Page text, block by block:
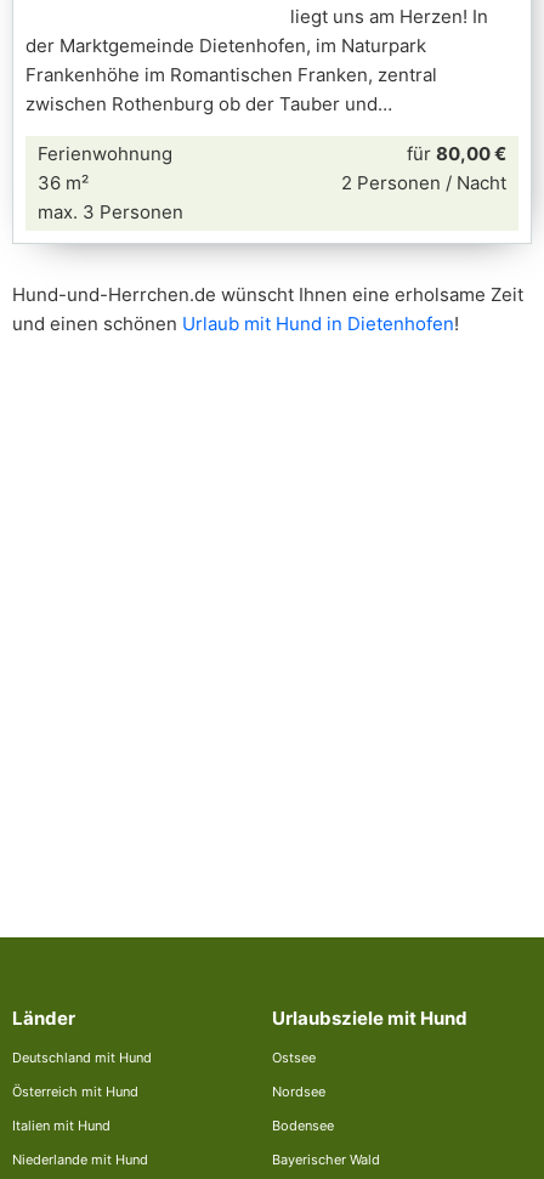
liegt uns am Herzen! In
der Marktgemeinde Dietenhofen, im Naturpark
Frankenhöhe im Romantischen Franken, zentral
zwischen Rothenburg ob der Tauber und
Ferienwohnung
36 m²
max. 3 Personen
für 80,00 €
2 Personen / Nacht
Hund-und-Herrchen.de wünscht Ihnen eine erholsame Zeit
und einen schönen Urlaub mit Hund in Dietenhofen!
Länder
Deutschland mit Hund
Österreich mit Hund
Italien mit Hund
Niederlande mit Hund
Urlaubsziele mit Hund
Ostsee
Nordsee
Bodensee
Bayerischer Wald